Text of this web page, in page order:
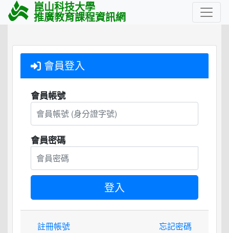
崑山科技大學
推廣教育課程資訊網
會員登入
會員帳號
會員密碼
註冊帳號 忘記密碼